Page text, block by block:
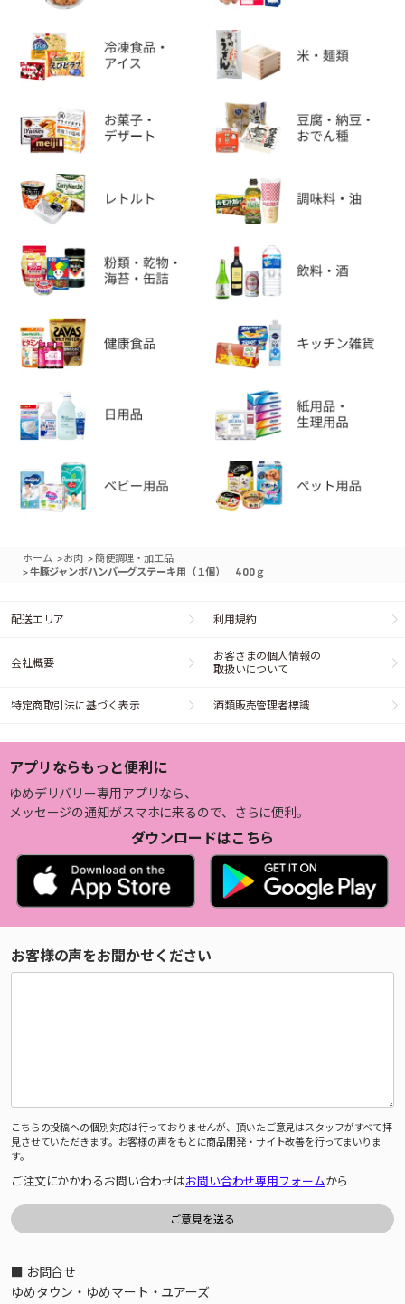
ホーム >お肉 >簡便調理・加工品
>牛豚ジャンボハンバーグステーキ用（１個） 400ｇ
配送エリア 利用規約
会社概要
お客さまの個人情報の
取扱いについて
特定商取引法に基づく表示 酒類販売管理者標識
アプリならもっと便利に
ゆめデリバリー専用アプリなら、
メッセージの通知がスマホに来るので、さらに便利。
ダウンロードはこちら
お客様の声をお聞かせください
こちらの投稿への個別対応は行っておりませんが、頂いたご意見はスタッフがすべて拝
見させていただきます。お客様の声をもとに商品開発・サイト改善を行ってまいりま
す。
ご注文にかかわるお問い合わせはお問い合わせ専用フォームから
■ お問合せ
ゆめタウン・ゆめマート・ユアーズ